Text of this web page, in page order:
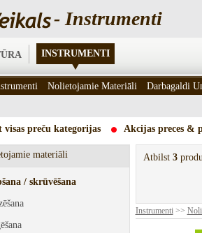
- Instrumenti
INSTRUMENTI
visas preču kategorijas Akcijas preces &
materiāli
/ skrūvēšana
Atbilst 3
Instrumenti>>
Nolietojamie Materiāli Darbagaldi